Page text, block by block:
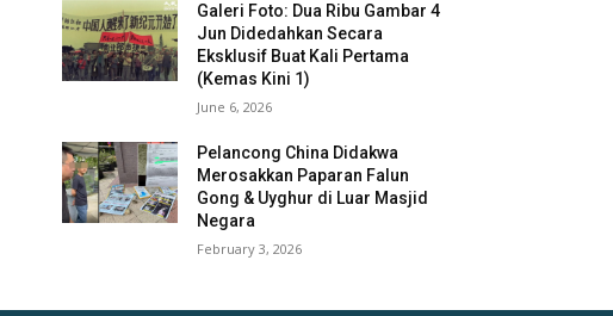
Galeri Foto: Dua Ribu Gambar 4
Jun Didedahkan Secara
Eksklusif Buat Kali Pertama
(Kemas Kini 1)
June 6, 2026
Pelancong China Didakwa
Merosakkan Paparan Falun
Gong & Uyghur di Luar Masjid
Negara
February 3, 2026